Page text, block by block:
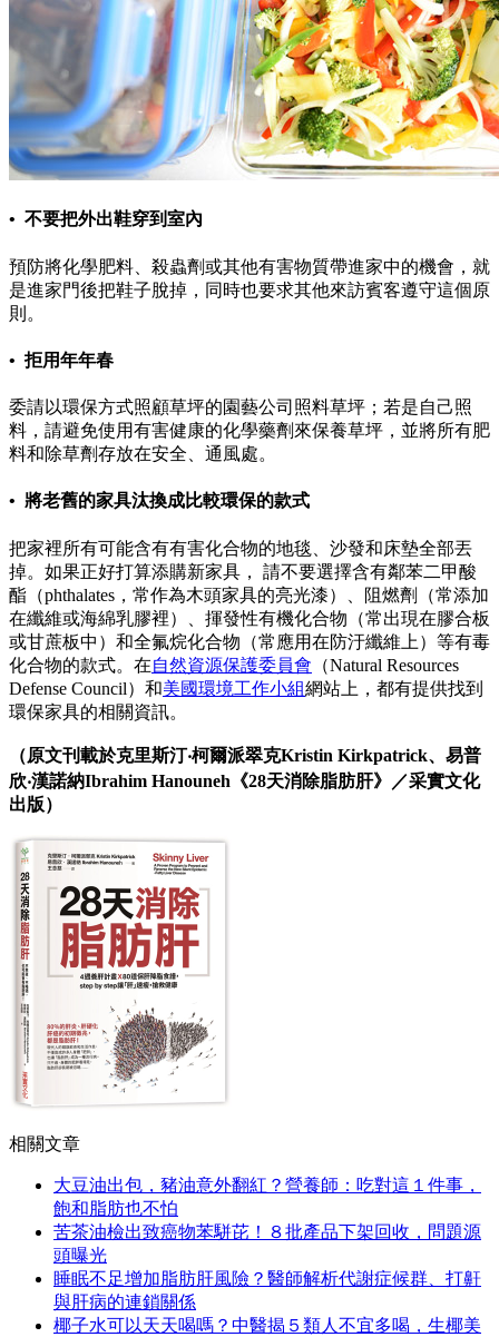
• 不要把外出鞋穿到室內
預防將化學肥料、殺蟲劑或其他有害物質帶進家中的機會，就
是進家門後把鞋子脫掉，同時也要求其他來訪賓客遵守這個原
則。
• 拒用年年春
委請以環保方式照顧草坪的園藝公司照料草坪；若是自己照
料，請避免使用有害健康的化學藥劑來保養草坪，並將所有肥
料和除草劑存放在安全、通風處。
• 將老舊的家具汰換成比較環保的款式
把家裡所有可能含有有害化合物的地毯、沙發和床墊全部丟
掉。如果正好打算添購新家具， 請不要選擇含有鄰苯二甲酸
酯（phthalates，常作為木頭家具的亮光漆）、阻燃劑（常添加
在纖維或海綿乳膠裡）、揮發性有機化合物（常出現在膠合板
或甘蔗板中）和全氟烷化合物（常應用在防汙纖維上）等有毒
化合物的款式。在自然資源保護委員會 （Natural Resources
Defense Council）和美國環境工作小組網站上，都有提供找到
環保家具的相關資訊。
（原文刊載於克里斯汀‧柯爾派翠克Kristin Kirkpatrick、易普
欣‧漢諾納Ibrahim Hanouneh《28天消除脂肪肝》／采實文化
出版）
相關文章
大豆油出包，豬油意外翻紅？營養師：吃對這１件事，
飽和脂肪也不怕
苦茶油檢出致癌物苯駢芘！８批產品下架回收，問題源
頭曝光
睡眠不足增加脂肪肝風險？醫師解析代謝症候群、打鼾
與肝病的連鎖關係
椰子水可以天天喝嗎？中醫揭５類人不宜多喝，生椰美